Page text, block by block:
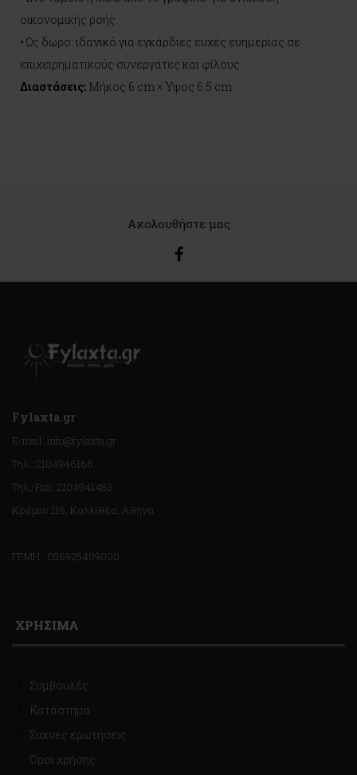
οικονομικής ροής.
• Ως δώρο: ιδανικό για εγκάρδιες ευχές ευημερίας σε
επιχειρηματικούς συνεργάτες και φίλους.
Διαστάσεις: Μήκος 6 cm × Ύψος 6.5 cm
Ακολουθήστε μας
Fylaxta.gr
E-mail: info@fylaxta.gr
Τηλ.: 2104946166
Τηλ./Fax: 2104941483
Κρέμου 116, Καλλιθέα, Αθήνα
ΓΕΜΗ : 056925409000
ΧΡΗΣΙΜΑ
Συμβουλές
Κατάστημα
Συχνές ερωτήσεις
Όροι χρήσης